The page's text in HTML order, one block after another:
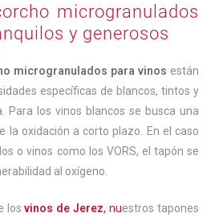
microgranulados
y generosos
microgranulados para vinos están
específicas de blancos, tintos y
Para los vinos blancos se busca una
la oxidación a corto plazo. En el caso
o vinos como los VORS, el tapón se
al oxígeno.
losvinos de Jerez, nuestros tapones